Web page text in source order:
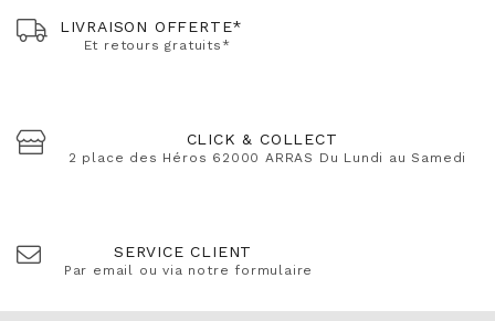
LIVRAISON OFFERTE*
Et retours gratuits*
CLICK & COLLECT
2 place des Héros 62000 ARRAS Du Lundi au Samedi
SERVICE CLIENT
Par email ou via notre formulaire